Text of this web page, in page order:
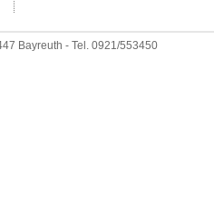
Bayreuth - Tel. 0921/553450